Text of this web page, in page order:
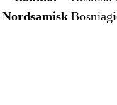
Nordsamisk